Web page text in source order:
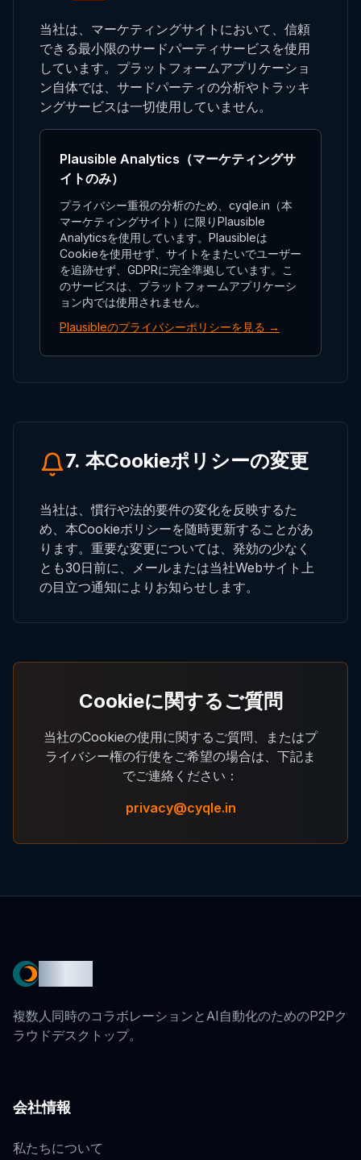
当社は、マーケティングサイトにおいて、信頼
できる最小限のサードパーティサービスを使用
しています。プラットフォームアプリケーショ
ン自体では、サードパーティの分析やトラッキ
ングサービスは一切使用していません。
Plausible Analytics（マーケティングサ
イトのみ）
プライバシー重視の分析のため、cyqle.in（本
マーケティングサイト）に限りPlausible
Analyticsを使用しています。Plausibleは
Cookieを使用せず、サイトをまたいでユーザー
を追跡せず、GDPRに完全準拠しています。こ
のサービスは、プラットフォームアプリケーシ
ョン内では使用されません。
Plausibleのプライバシーポリシーを見る →
7. 本Cookieポリシーの変更
当社は、慣行や法的要件の変化を反映するた
め、本Cookieポリシーを随時更新することがあ
ります。重要な変更については、発効の少なく
とも30日前に、メールまたは当社Webサイト上
の目立つ通知によりお知らせします。
Cookieに関するご質問
当社のCookieの使用に関するご質問、またはプ
ライバシー権の行使をご希望の場合は、下記ま
でご連絡ください：
privacy@cyqle.in
複数人同時のコラボレーションとAI自動化のためのP2Pク
ラウドデスクトップ。
会社情報
私たちについて